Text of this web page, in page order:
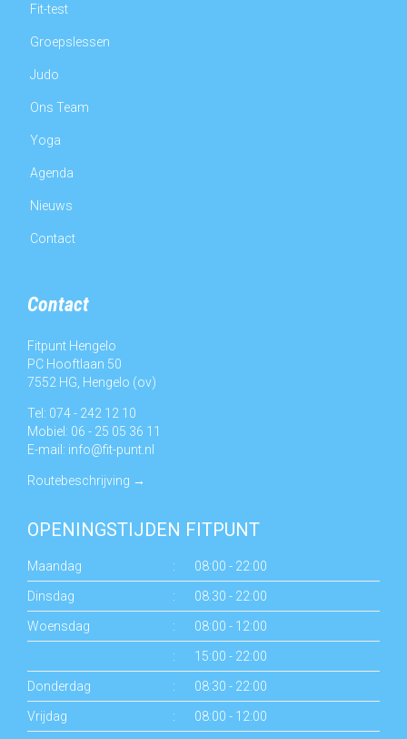
Fit-test
Groepslessen
Judo
Ons Team
Yoga
Agenda
Nieuws
Contact
Contact
Fitpunt Hengelo
PC Hooftlaan 50
7552 HG, Hengelo (ov)
Tel: 074 - 242 12 10
Mobiel: 06 - 25 05 36 11
E-mail: info@fit-punt.nl
Routebeschrijving →
OPENINGSTIJDEN FITPUNT
Maandag : 08:00 - 22:00
Dinsdag : 08:30 - 22:00
Woensdag : 08:00 - 12:00
: 15:00 - 22:00
Donderdag : 08:30 - 22:00
Vrijdag : 08:00 - 12:00